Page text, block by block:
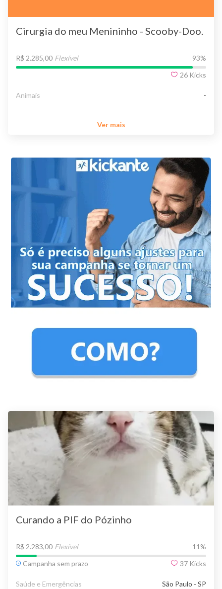
Cirurgia do meu Menininho - Scooby-Doo.
R$ 2.285,00 Flexível 93%
26 Kicks
Animais -
Ver mais
Curando a PIF do Pózinho
R$ 2.283,00 Flexível 11 %
Campanha sem prazo
37 Kicks
Saúde e Emergências São Paulo - SP